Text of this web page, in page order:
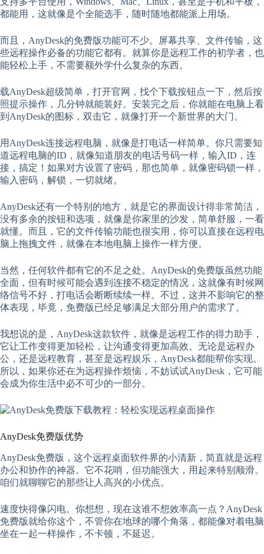
都能用，这就像是个全能选手，随时随地都能派上用场。
而且，AnyDesk的免费版功能可不少。屏幕共享、文件传输，这
些远程操作必备的功能它都有。就算你是远程工作的初学者，也
能轻松上手，不需要额外学什么复杂的东西。
载AnyDesk超级简单，打开官网，找个下载按钮点一下，然后按
照提示操作，几分钟就能装好。安装完之后，你就能在电脑上看
到AnyDesk的图标，双击它，就像打开一个新世界的大门。
用AnyDesk连接远程电脑，就像是打电话一样简单。你只需要知
道远程电脑的ID，就像知道朋友的电话号码一样，输入ID，连
接，搞定！如果对方设置了密码，那也简单，就像密码锁一样，
输入密码，解锁，一切就绪。
AnyDesk还有一个特别的地方，就是它的界面设计得非常简洁，
没有多余的按钮和选项，就像是你家里的沙发，简单舒服，一看
就懂。而且，它的文件传输功能也很实用，你可以直接在远程电
脑上拖拽文件，就像在本地电脑上操作一样方便。
当然，任何软件都有它的不足之处。AnyDesk的免费版虽然功能
全面，但有时候可能会遇到连接不稳定的情况，这就像有时候网
络信号不好，打电话会断断续续一样。不过，这并不影响它的整
体表现，毕竟，免费版已经足够满足大部分用户的需求了。
我想说的是，AnyDesk这款软件，就像是远程工作的得力助手，
它让工作变得更加轻松，让沟通变得更加高效。无论是远程办
公，还是远程教育，甚至是远程娱乐，AnyDesk都能帮你实现。
所以，如果你还在为远程操作烦恼，不妨试试AnyDesk，它可能
会成为你生活中必不可少的一部分。
AnyDesk免费版优势
AnyDesk免费版，这个远程桌面软件界的小清新，简直就是远程
办公和协作的神器。它不花哨，但功能强大，用起来特别顺滑。
咱们就聊聊它的那些让人高兴的小优点。
速度快得像闪电。你想想，现在这谁不想效率高一点？AnyDesk
免费版就给你这个，不管你在地球的哪个角落，都能像对着电脑
坐在一起一样操作，不卡顿，不延迟。